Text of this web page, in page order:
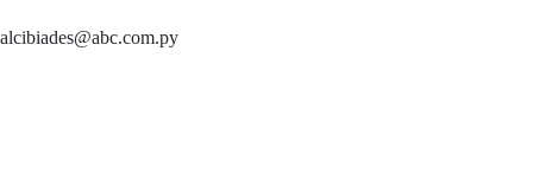
alcibiades@abc.com.py